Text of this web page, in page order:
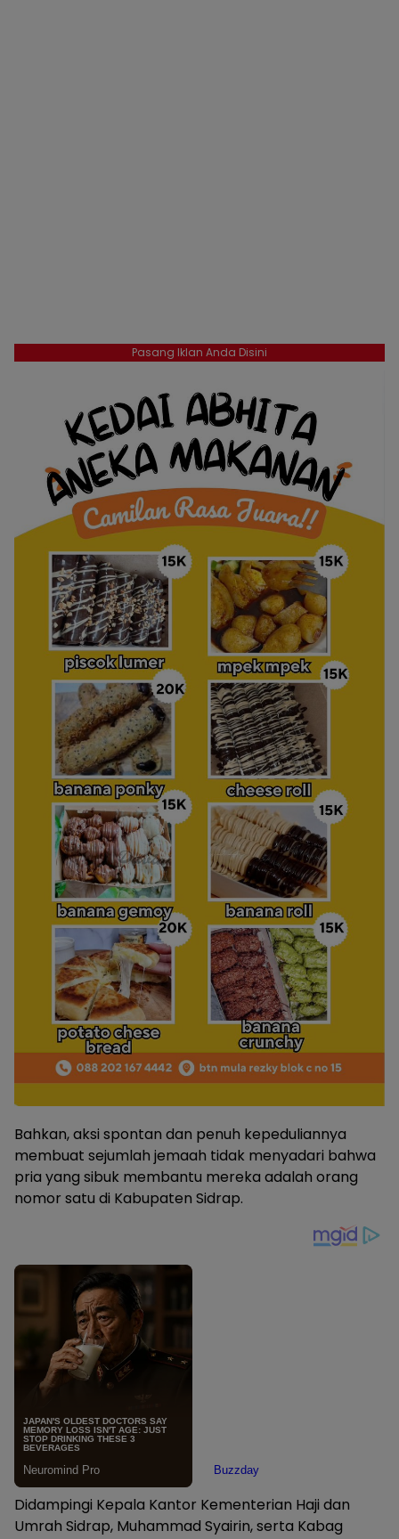
Pasang Iklan Anda Disini
Bahkan, aksi spontan dan penuh kepeduliannya
membuat sejumlah jemaah tidak menyadari bahwa
pria yang sibuk membantu mereka adalah orang
nomor satu di Kabupaten Sidrap.
Didampingi Kepala Kantor Kementerian Haji dan
Umrah Sidrap, Muhammad Syairin, serta Kabag